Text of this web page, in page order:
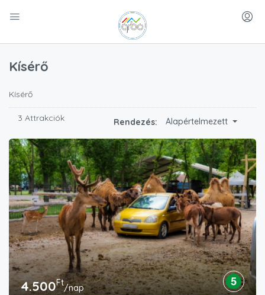
Kísérő
Kísérő
3 Attrakciók Rendezés: Alapértelmezett
4.500Ft/nap